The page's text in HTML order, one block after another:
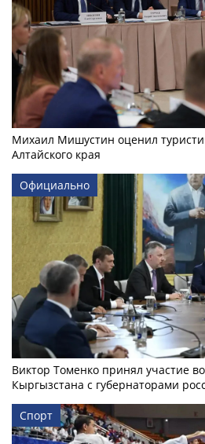
Михаил Мишустин оценил
Алтайского края
Официально
Виктор Томенко принял участие
Кыргызстана с губернаторами
Спорт